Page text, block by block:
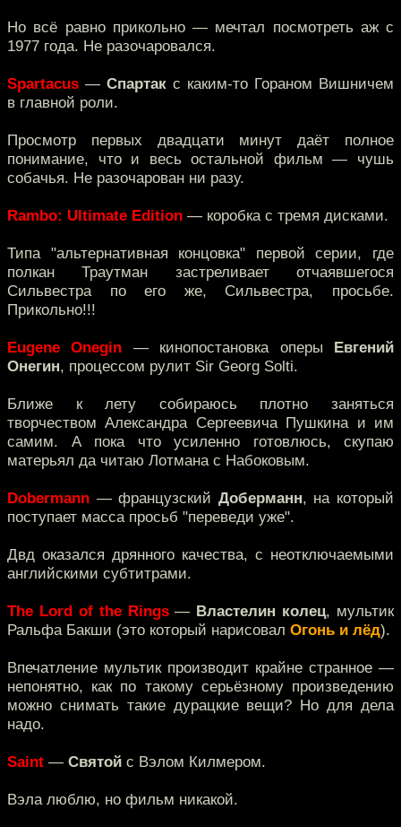
Но всё равно прикольно — мечтал посмотреть аж с
1977 года. Не разочаровался.
Spartacus — Спартак с каким-то Гораном Вишничем
в главной роли.
Просмотр первых двадцати минут даёт полное
понимание, что и весь остальной фильм — чушь
собачья. Не разочарован ни разу.
Rambo: Ultimate Edition — коробка с тремя дисками.
Типа "альтернативная концовка" первой серии, где
полкан Траутман застреливает отчаявшегося
Сильвестра по его же, Сильвестра, просьбе.
Прикольно!!!
Eugene Onegin — кинопостановка оперы Евгений
Онегин, процессом рулит Sir Georg Solti.
Ближе к лету собираюсь плотно заняться
творчеством Александра Сергеевича Пушкина и им
самим. А пока что усиленно готовлюсь, скупаю
матерьял да читаю Лотмана с Набоковым.
Dobermann — французский Доберманн, на который
поступает масса просьб "переведи уже".
Двд оказался дрянного качества, с неотключаемыми
английскими субтитрами.
The Lord of the Rings— Властелин колец, мультик
Ральфа Бакши (это который нарисовал Огонь и лёд).
Впечатление мультик производит крайне странное —
непонятно, как по такому серьёзному произведению
можно снимать такие дурацкие вещи? Но для дела
надо.
Saint — Святой с Вэлом Килмером.
Вэла люблю, но фильм никакой.